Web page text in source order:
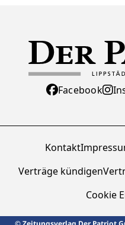
Facebook
Kontakt
Verträge kündigen
Cookie